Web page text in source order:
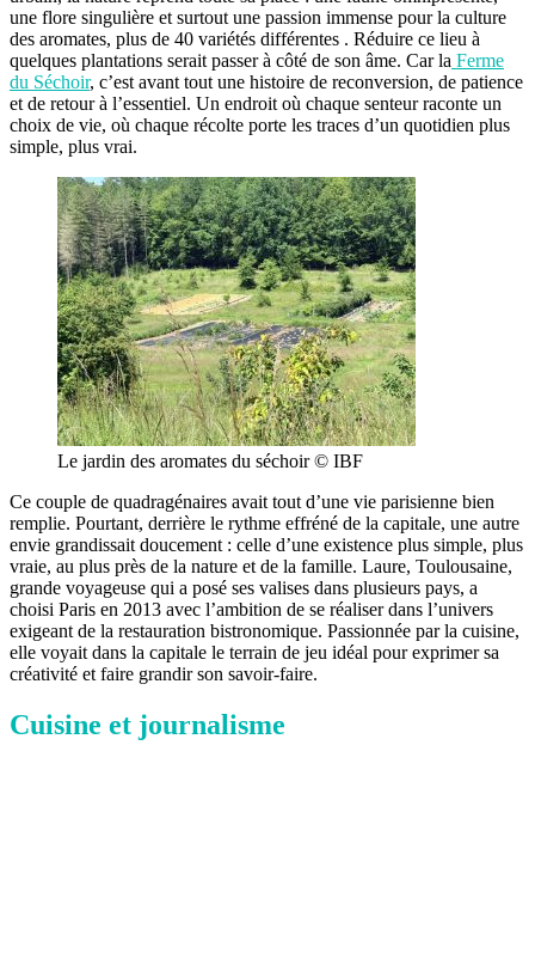
une flore singulière et surtout une passion immense pour la culture
des aromates, plus de 40 variétés différentes . Réduire ce lieu à
quelques plantations serait passer à côté de son âme. Car la Ferme
du Séchoir, c’est avant tout une histoire de reconversion, de patience
et de retour à l’essentiel. Un endroit où chaque senteur raconte un
choix de vie, où chaque récolte porte les traces d’un quotidien plus
simple, plus vrai.
Le jardin des aromates du séchoir © IBF
Ce couple de quadragénaires avait tout d’une vie parisienne bien
remplie. Pourtant, derrière le rythme effréné de la capitale, une autre
envie grandissait doucement : celle d’une existence plus simple, plus
vraie, au plus près de la nature et de la famille. Laure, Toulousaine,
grande voyageuse qui a posé ses valises dans plusieurs pays, a
choisi Paris en 2013 avec l’ambition de se réaliser dans l’univers
exigeant de la restauration bistronomique. Passionnée par la cuisine,
elle voyait dans la capitale le terrain de jeu idéal pour exprimer sa
créativité et faire grandir son savoir-faire.
Cuisine et journalisme